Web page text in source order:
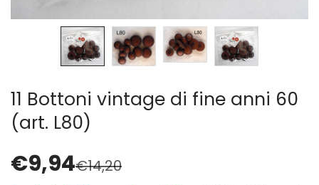
Calze collant donna (24)
Cappelli (16)
Cerniere lampo / Zip/Fibbie (27)
Filati (32)
filati cucirini e affini (9)
Guanti (1)
LANA (27)
11 Bottoni vintage di fine anni 60
(art. L80)
€9,94€14,20